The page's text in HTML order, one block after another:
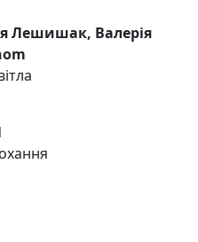
Лешишак, Валерія